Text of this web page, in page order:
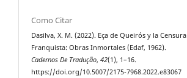
Como Citar
Dasilva, X. M. (2022). Eça de Queirós y la Censura
Franquista: Obras Inmortales (Edaf, 1962).
Cadernos De Tradução,42(1), 1–16.
https://doi.org/10.5007/2175-7968.2022.e83067